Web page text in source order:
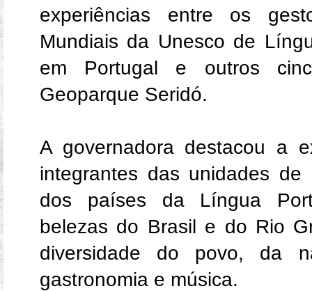
experiências entre os
Mundiais da Unesco de
em Portugal e outros
Geoparque Seridó.
A governadora destacou a
integrantes das unidades
dos países da Língua
belezas do Brasil e do Rio
diversidade do povo, da
gastronomia e música.